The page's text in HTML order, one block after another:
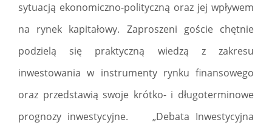
sytuacją ekonomiczno-polityczną oraz jej wpływem
na rynek kapitałowy. Zaproszeni goście chętnie
podzielą się praktyczną wiedzą z zakresu
inwestowania w instrumenty rynku finansowego
oraz przedstawią swoje krótko- i długoterminowe
prognozy inwestycyjne. „Debata Inwestycyjna